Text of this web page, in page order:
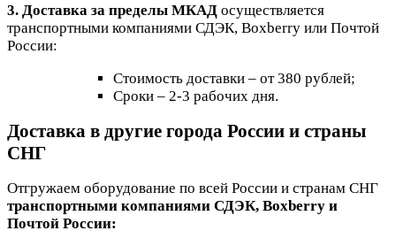
3. Доставка за пределы МКАД осуществляется
транспортными компаниями СДЭК, Boxberry или Почтой
России:
Стоимость доставки – от 380 рублей;
Сроки – 2-3 рабочих дня.
Доставка в другие города России и страны
СНГ
Отгружаем оборудование по всей России и странам СНГ
транспортными компаниями СДЭК, Boxberry и
Почтой России: